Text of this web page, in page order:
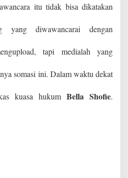
itu tidak bisa dikatakan
yang diwawancarai dengan
tapi medialah yang
somasi ini. Dalam waktu dekat
kuasa hukum Bella Shofie.